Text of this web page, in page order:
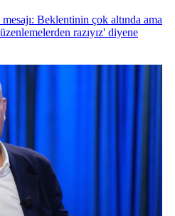
Beklentinin çok altında ama
razıyız' diyene